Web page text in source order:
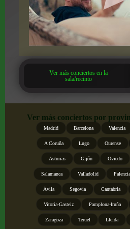
Ver más conciertos en la
sala/recinto
Ver más conciertos por
Madrid Barcelona Valencia
A Coruña Lugo Ourense
Asturias Gijón Oviedo
Salamanca Valladolid Palencia
Ávila Segovia Cantabria
Vitoria-Gasteiz Pamplona-Iruña
Zaragoza Teruel Lleida